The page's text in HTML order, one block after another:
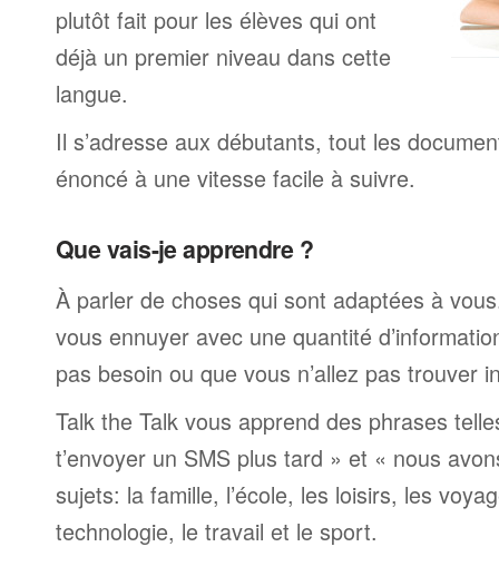
plutôt fait pour les élèves qui ont
déjà un premier niveau dans cette
langue.
Il s’adresse aux débutants, tout les
énoncé à une vitesse facile à suivre.
Que vais-je apprendre ?
À parler de choses qui sont adaptées à
vous ennuyer avec une quantité
pas besoin ou que vous n’allez pas trouver
Talk the Talk vous apprend des phrases
t’envoyer un SMS plus tard » et « nous
sujets: la famille, l’école, les loisirs, les
technologie, le travail et le sport.